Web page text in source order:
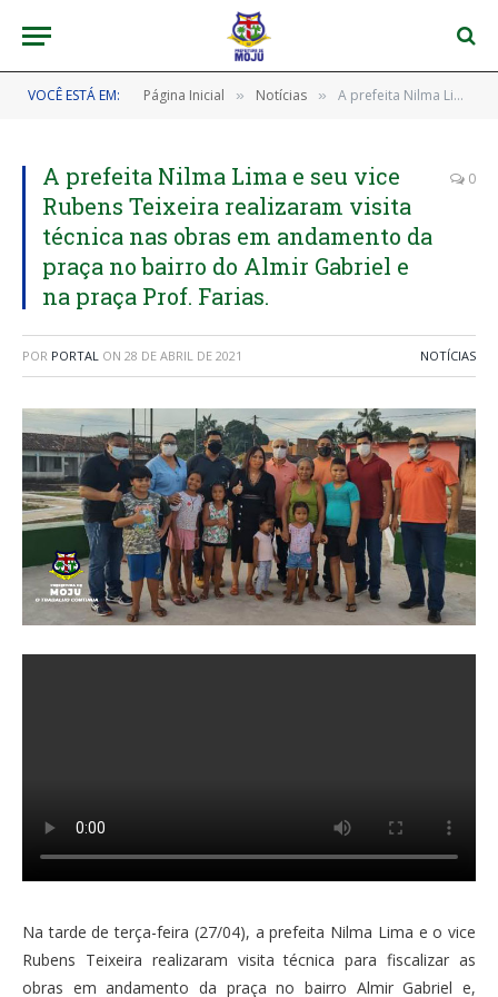
VOCÊ ESTÁ EM: Página Inicial » Notícias » A prefeita Nilma Lima e seu vice Rubens Teixeira realizaram visita técnica nas obras em andamento da praça no bairro do Almir Gabriel e na praça Prof. Farias.
A prefeita Nilma Lima e seu vice
Rubens Teixeira realizaram visita
técnica nas obras em andamento da
praça no bairro do Almir Gabriel e
na praça Prof. Farias.
0
POR PORTAL ON 28 DE ABRIL DE 2021 NOTÍCIAS
Na tarde de terça-feira (27/04), a prefeita Nilma Lima e o vice
Rubens Teixeira realizaram visita técnica para fiscalizar as
obras em andamento da praça no bairro Almir Gabriel e,